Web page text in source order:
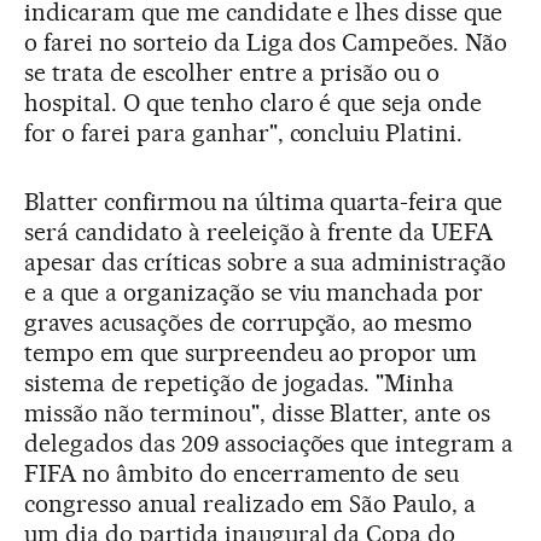
indicaram que me candidate e lhes disse que
o farei no sorteio da Liga dos Campeões. Não
se trata de escolher entre a prisão ou o
hospital. O que tenho claro é que seja onde
for o farei para ganhar", concluiu Platini.
Blatter confirmou na última quarta-feira que
será candidato à reeleição à frente da UEFA
apesar das críticas sobre a sua administração
e a que a organização se viu manchada por
graves acusações de corrupção, ao mesmo
tempo em que surpreendeu ao propor um
sistema de repetição de jogadas. "Minha
missão não terminou", disse Blatter, ante os
delegados das 209 associações que integram a
FIFA no âmbito do encerramento de seu
congresso anual realizado em São Paulo, a
um dia do partida inaugural da Copa do